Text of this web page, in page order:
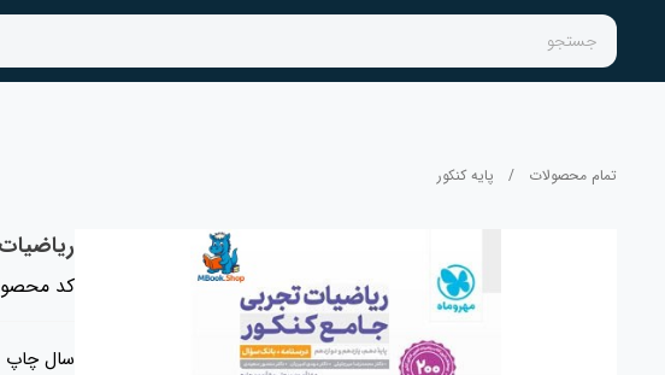
جستجو
تمام محصولات / پایه کنکور
کد محصول :
سال چاپ